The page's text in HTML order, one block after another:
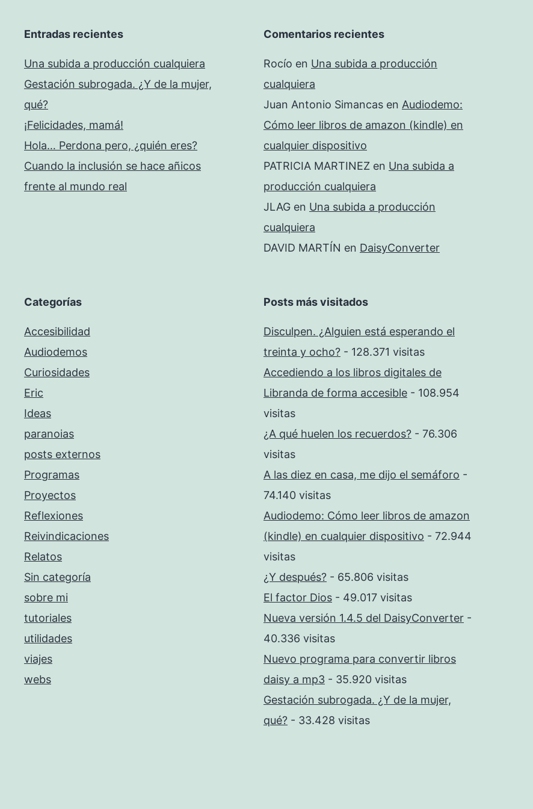
Entradas recientes
Una subida a producción cualquiera
Gestación subrogada. ¿Y de la mujer,
qué?
¡Felicidades, mamá!
Hola… Perdona pero, ¿quién eres?
Cuando la inclusión se hace añicos
frente al mundo real
Comentarios recientes
Rocío en Una subida a producción
cualquiera
Juan Antonio Simancas en Audiodemo:
Cómo leer libros de amazon (kindle) en
cualquier dispositivo
PATRICIA MARTINEZ en Una subida a
producción cualquiera
JLAG en Una subida a producción
cualquiera
DAVID MARTÍN en DaisyConverter
Categorías
Accesibilidad
Audiodemos
Curiosidades
Eric
Ideas
paranoias
posts externos
Programas
Proyectos
Reflexiones
Reivindicaciones
Relatos
Sin categoría
sobre mi
tutoriales
utilidades
viajes
webs
Posts más visitados
Disculpen. ¿Alguien está esperando el
treinta y ocho? - 128.371 visitas
Accediendo a los libros digitales de
Libranda de forma accesible - 108.954
visitas
¿A qué huelen los recuerdos? - 76.306
visitas
A las diez en casa, me dijo el semáforo -
74.140 visitas
Audiodemo: Cómo leer libros de amazon
(kindle) en cualquier dispositivo - 72.944
visitas
¿Y después? - 65.806 visitas
El factor Dios - 49.017 visitas
Nueva versión 1.4.5 del DaisyConverter -
40.336 visitas
Nuevo programa para convertir libros
daisy a mp3 - 35.920 visitas
Gestación subrogada. ¿Y de la mujer,
qué? - 33.428 visitas